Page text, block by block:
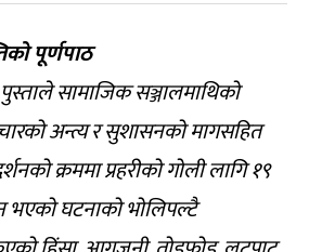
पूर्णपाठ
सामाजिक सञ्जालमाथिको
अन्त्य र सुशासनको मागसहित
क्रममा प्रहरीको गोली लागि १९
घटनाको भोलिपल्टै